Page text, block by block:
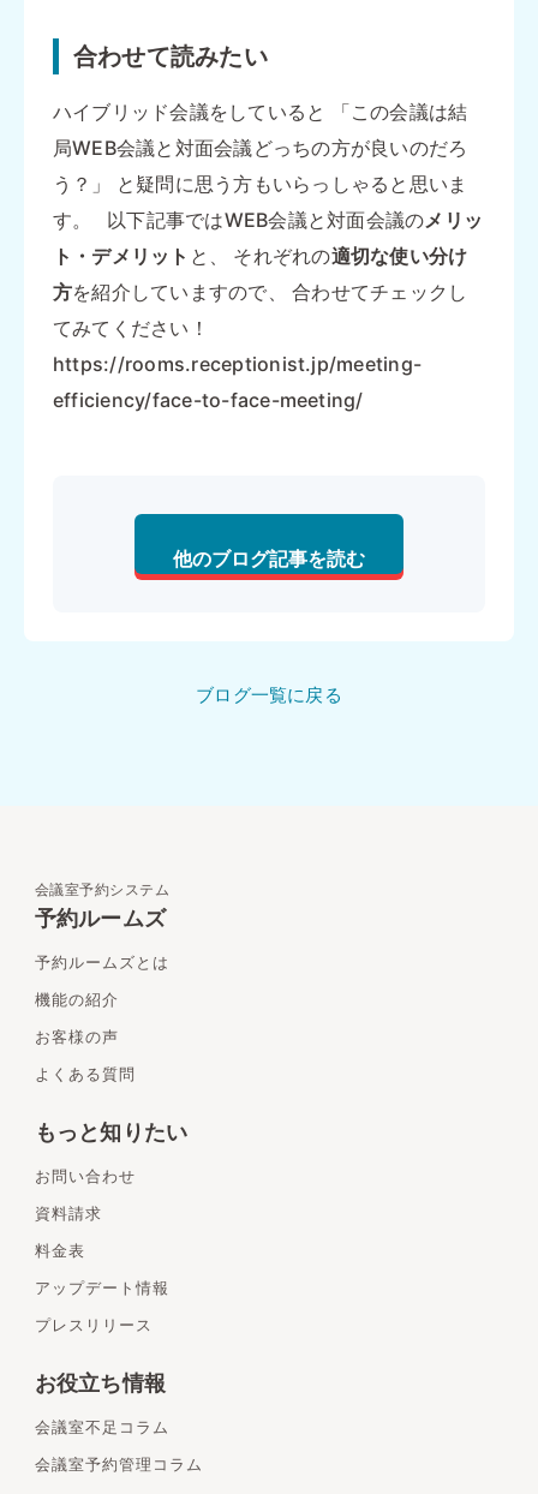
合わせて読みたい
ハイブリッド会議をしていると 「この会議は結
局WEB会議と対面会議どっちの方が良いのだろ
う？」 と疑問に思う方もいらっしゃると思いま
す。 以下記事ではWEB会議と対面会議のメリッ
ト・デメリット と、 それぞれの適切な使い分け
方を紹介していますので、 合わせてチェックし
てみてください！
https://rooms.receptionist.jp/meeting-
efficiency/face-to-face-meeting/
他のブログ記事を読む
ブログ一覧に戻る
会議室予約システム
予約ルームズ
予約ルームズとは
機能の紹介
お客様の声
よくある質問
もっと知りたい
お問い合わせ
資料請求
料金表
アップデート情報
プレスリリース
お役立ち情報
会議室不足コラム
会議室予約管理コラム